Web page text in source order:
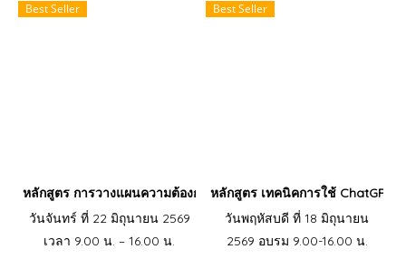
Best Seller
หลักสูตร การวางแผนความต้องการวัตถุดิบเพื่อการผลิต (Material
วันจันทร์ ที่ 22 มิถุนายน 2569
เวลา 9.00 น. – 16.00 น.
Best Seller
หลักสูตร เทคนิคการใช้ ChatGPT
วันพฤหัสบดี ที่ 18 มิถุนายน
2569 อบรม 9.00-16.00 น.